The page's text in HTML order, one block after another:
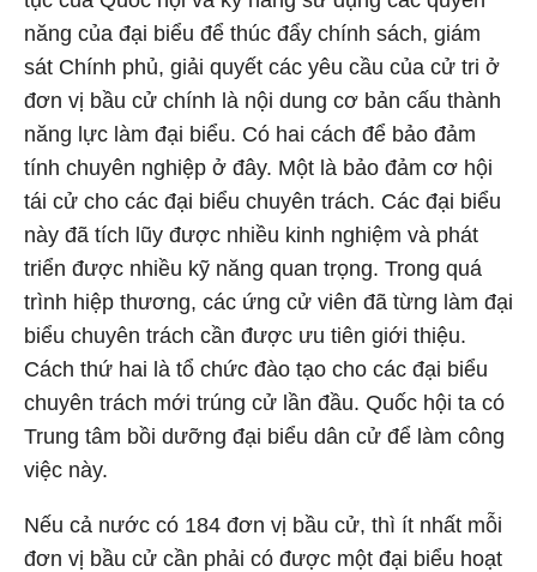
năng của đại biểu để thúc đẩy chính sách, giám
sát Chính phủ, giải quyết các yêu cầu của cử tri ở
đơn vị bầu cử chính là nội dung cơ bản cấu thành
năng lực làm đại biểu. Có hai cách để bảo đảm
tính chuyên nghiệp ở đây. Một là bảo đảm cơ hội
tái cử cho các đại biểu chuyên trách. Các đại biểu
này đã tích lũy được nhiều kinh nghiệm và phát
triển được nhiều kỹ năng quan trọng. Trong quá
trình hiệp thương, các ứng cử viên đã từng làm đại
biểu chuyên trách cần được ưu tiên giới thiệu.
Cách thứ hai là tổ chức đào tạo cho các đại biểu
chuyên trách mới trúng cử lần đầu. Quốc hội ta có
Trung tâm bồi dưỡng đại biểu dân cử để làm công
việc này.
Nếu cả nước có 184 đơn vị bầu cử, thì ít nhất mỗi
đơn vị bầu cử cần phải có được một đại biểu hoạt